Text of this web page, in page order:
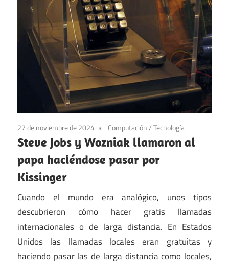
27 de noviembre de 2024 Computación/Tecnología
Steve Jobs y Wozniak llamaron al
papa haciéndose pasar por
Kissinger
Cuando el mundo era analógico, unos tipos
descubrieron cómo hacer gratis llamadas
internacionales o de larga distancia. En Estados
Unidos las llamadas locales eran gratuitas y
haciendo pasar las de larga distancia como locales,